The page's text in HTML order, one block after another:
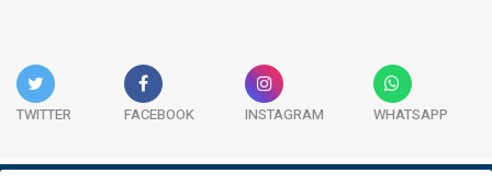
TWITTER FACEBOOK INSTAGRAM WHATSAPP